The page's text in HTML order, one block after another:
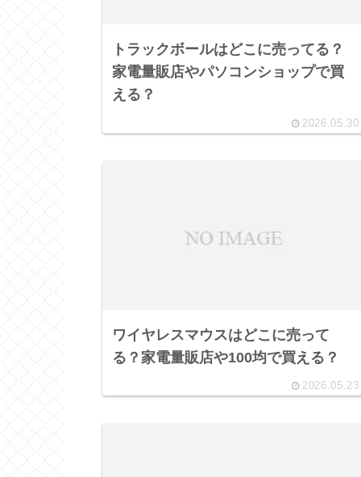
トラックボールはどこに売ってる？
家電量販店やパソコンショップで買
える？
2026.05.30
ワイヤレスマウスはどこに売って
る？家電量販店や100均で買える？
2026.05.23